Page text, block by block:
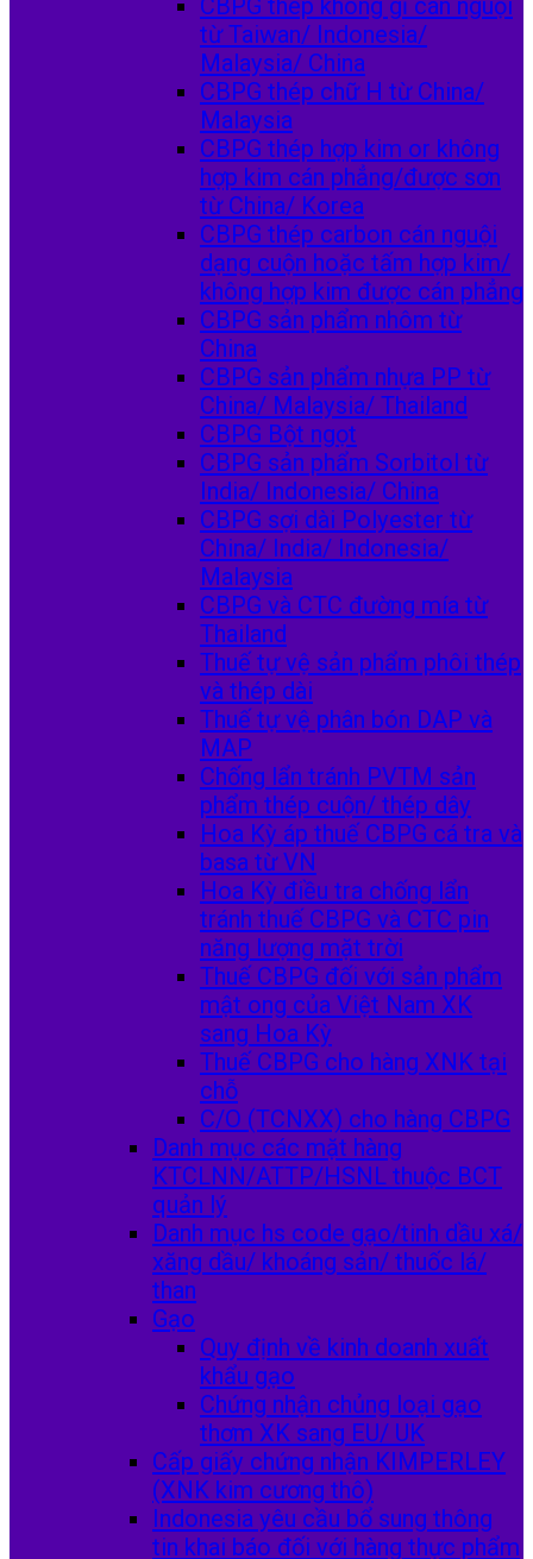
CBPG thép không gỉ cán nguội
từ Taiwan/ Indonesia/
Malaysia/ China
CBPG thép chữ H từ China/
Malaysia
CBPG thép hợp kim or không
hợp kim cán phẳng/được sơn
từ China/ Korea
CBPG thép carbon cán nguội
dạng cuộn hoặc tấm hợp kim/
không hợp kim được cán phẳng
CBPG sản phẩm nhôm từ
China
CBPG sản phẩm nhựa PP từ
China/ Malaysia/ Thailand
CBPG Bột ngọt
CBPG sản phẩm Sorbitol từ
India/ Indonesia/ China
CBPG sợi dài Polyester từ
China/ India/ Indonesia/
Malaysia
CBPG và CTC đường mía từ
Thailand
Thuế tự vệ sản phẩm phôi thép
và thép dài
Thuế tự vệ phân bón DAP và
MAP
Chống lẩn tránh PVTM sản
phẩm thép cuộn/ thép dây
Hoa Kỳ áp thuế CBPG cá tra và
basa từ VN
Hoa Kỳ điều tra chống lẩn
tránh thuế CBPG và CTC pin
năng lượng mặt trời
Thuế CBPG đối với sản phẩm
mật ong của Việt Nam XK
sang Hoa Kỳ
Thuế CBPG cho hàng XNK tại
chỗ
C/O (TCNXX) cho hàng CBPG
Danh mục các mặt hàng
KTCLNN/ATTP/HSNL thuộc BCT
quản lý
Danh mục hs code gạo/tinh dầu xá/
xăng dầu/ khoáng sản/ thuốc lá/
than
Gạo
Quy định về kinh doanh xuất
khẩu gạo
Chứng nhận chủng loại gạo
thơm XK sang EU/ UK
Cấp giấy chứng nhận KIMPERLEY
(XNK kim cương thô)
Indonesia yêu cầu bổ sung thông
tin khai báo đối với hàng thực phẩm